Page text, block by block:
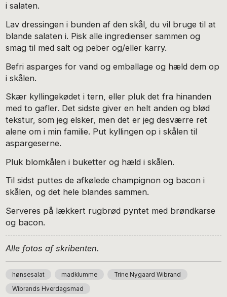
i salaten.
Lav dressingen i bunden af den skål, du vil bruge til at
blande salaten i. Pisk alle ingredienser sammen og
smag til med salt og peber og/eller karry.
Befri asparges for vand og emballage og hæld dem op
i skålen.
Skær kyllingekødet i tern, eller pluk det fra hinanden
med to gafler. Det sidste giver en helt anden og blød
tekstur, som jeg elsker, men det er jeg desværre ret
alene om i min familie. Put kyllingen op i skålen til
aspargeserne.
Pluk blomkålen i buketter og hæld i skålen.
Til sidst puttes de afkølede champignon og bacon i
skålen, og det hele blandes sammen.
Serveres på lækkert rugbrød pyntet med brøndkarse
og bacon.
Alle fotos af skribenten.
hønsesalat madklumme Trine Nygaard Wibrand
Wibrands Hverdagsmad